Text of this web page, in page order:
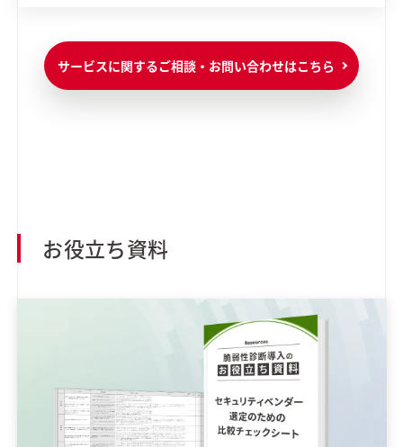
サービスに関するご相談・お問い合わせはこちら
お役立ち資料